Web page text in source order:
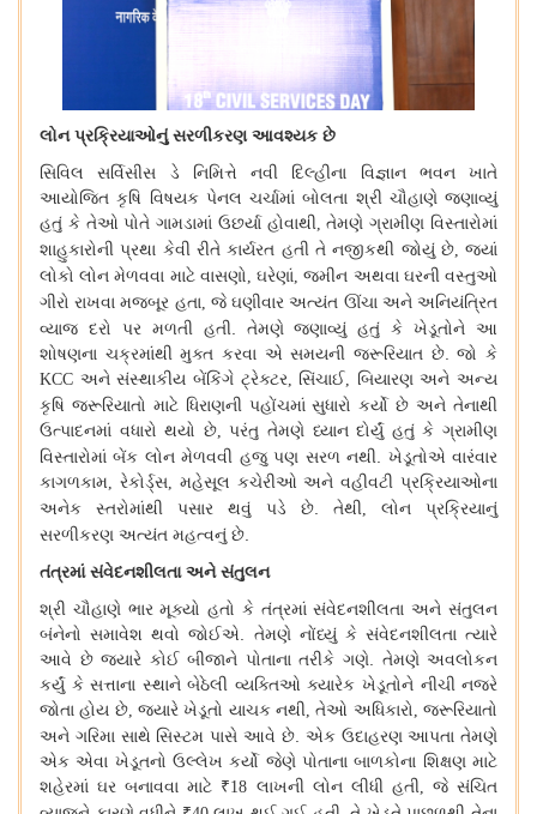
લોન પ્રક્રિયાઓનું સરળીકરણ આવશ્યક છે
સિવિલ
સર્વિસીસ ડે નિમિત્તે નવી દિલ્હીના વિજ્ઞાન ભવન
ખાતે
આયોજિત કૃષિ વિષયક પેનલ ચર્ચામાં બોલતા શ્રી ચૌહાણે જણાવ્યું
હતું કે તેઓ પોતે ગામડામાં ઉછર્યા હોવાથી,તેમણે ગ્રામીણ વિસ્તારોમાં
શાહુકારોની પ્રથા કેવી રીતે કાર્યરત હતી તે નજીકથી જોયું છે,જ્યાં
લોકો લોન મેળવવા માટે વાસણો,ઘરેણાં,જમીન અથવા ઘરની વસ્તુઓ
ગીરો રાખવા મજબૂર હતા, જે ઘણીવાર અત્યંત ઊંચા અને અનિયંત્રિત
વ્યાજ દરો પર મળતી હતી. તેમણે જણાવ્યું હતું કે ખેડૂતોને આ
શોષણના ચક્રમાંથી મુક્ત કરવા એ સમયની જરૂરિયાત છે.જો કે
KCC અને સંસ્થાકીય બેંકિંગે ટ્રેક્ટર, સિંચાઈ, બિયારણ અને અન્ય
કૃષિ જરૂરિયાતો માટે ધિરાણની પહોંચમાં સુધારો કર્યો છે અને તેનાથી
ઉત્પાદનમાં વધારો થયો છે, પરંતુ તેમણે ધ્યાન દોર્યું હતું કે ગ્રામીણ
વિસ્તારોમાં બેંક લોન મેળવવી હજુ પણ સરળ નથી. ખેડૂતોએ વારંવાર
કાગળકામ, રેકોર્ડ્સ, મહેસૂલ કચેરીઓ અને વહીવટી પ્રક્રિયાઓના
અનેક
સ્તરોમાંથી પસાર થવું પડે છે. તેથી, લોન
પ્રક્રિયાનું
સરળીકરણ અત્યંત મહત્વનું છે.
તંત્રમાં સંવેદનશીલતા અને સંતુલન
શ્રી ચૌહાણે ભાર મૂક્યો હતો કે તંત્રમાં સંવેદનશીલતા અને સંતુલન
બંનેનો સમાવેશ થવો જોઈએ. તેમણે નોંધ્યું કે સંવેદનશીલતા ત્યારે
આવે છે જ્યારે કોઈ બીજાને પોતાના તરીકે ગણે. તેમણે અવલોકન
કર્યું કે સત્તાના સ્થાને બેઠેલી વ્યક્તિઓ ક્યારેક ખેડૂતોને નીચી નજરે
જોતા હોય છે,જ્યારે ખેડૂતો યાચક નથી,તેઓ અધિકારો,જરૂરિયાતો
અને ગરિમા સાથે સિસ્ટમ પાસે આવે છે. એક ઉદાહરણ આપતા તેમણે
એક એવા ખેડૂતનો ઉલ્લેખ કર્યો જેણે પોતાના બાળકોના શિક્ષણ માટે
શહેરમાં ઘર બનાવવા માટે ₹18 લાખની લોન લીધી હતી, જે સંચિત